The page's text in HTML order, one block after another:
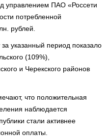
управлением ПАО «Россети
потребленной
рублей.
указанный период показало
(109%),
и Черекского районов
что положительная
наблюдается
стали активнее
оплаты.